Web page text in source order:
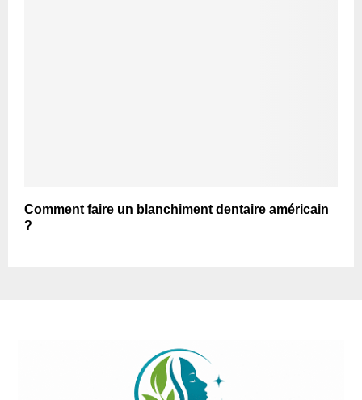
Comment faire un blanchiment dentaire américain
?